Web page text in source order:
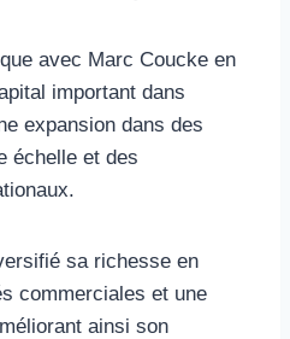
avec Marc Coucke en
important dans
expansion dans des
échelle et des
sa richesse en
commerciales et une
ainsi son